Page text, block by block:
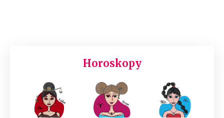
Horoskopy